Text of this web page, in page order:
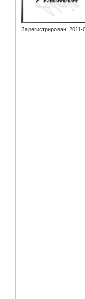
Зарегистрирован: 2011-